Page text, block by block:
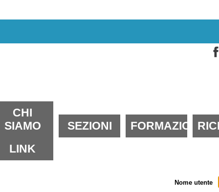
CHI
SIAMO
SEZIONI FORMAZIONE
LINK
Nome utente